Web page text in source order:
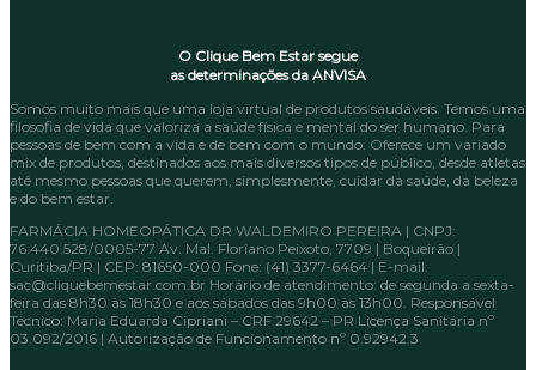
O Clique Bem Estar segue
as determinações da ANVISA
Somos muito mais que uma loja virtual de produtos saudáveis. Temos uma
filosofia de vida que valoriza a saúde física e mental do ser humano. Para
pessoas de bem com a vida e de bem com o mundo. Oferece um variado
mix de produtos, destinados aos mais diversos tipos de público, desde atletas
até mesmo pessoas que querem, simplesmente, cuidar da saúde, da beleza
e do bem estar.
FARMÁCIA HOMEOPÁTICA DR WALDEMIRO PEREIRA | CNPJ:
76.440.528/0005-77 Av. Mal. Floriano Peixoto, 7709 | Boqueirão |
Curitiba/PR | CEP: 81650-000 Fone: (41) 3377-6464 | E-mail:
sac@cliquebemestar.com.br Horário de atendimento: de segunda a sexta-
feira das 8h30 às 18h30 e aos sábados das 9h00 às 13h00. Responsável
Técnico: Maria Eduarda Cipriani – CRF 29642 – PR Licença Sanitária nº
03.092/2016 | Autorização de Funcionamento nº 0.92942.3